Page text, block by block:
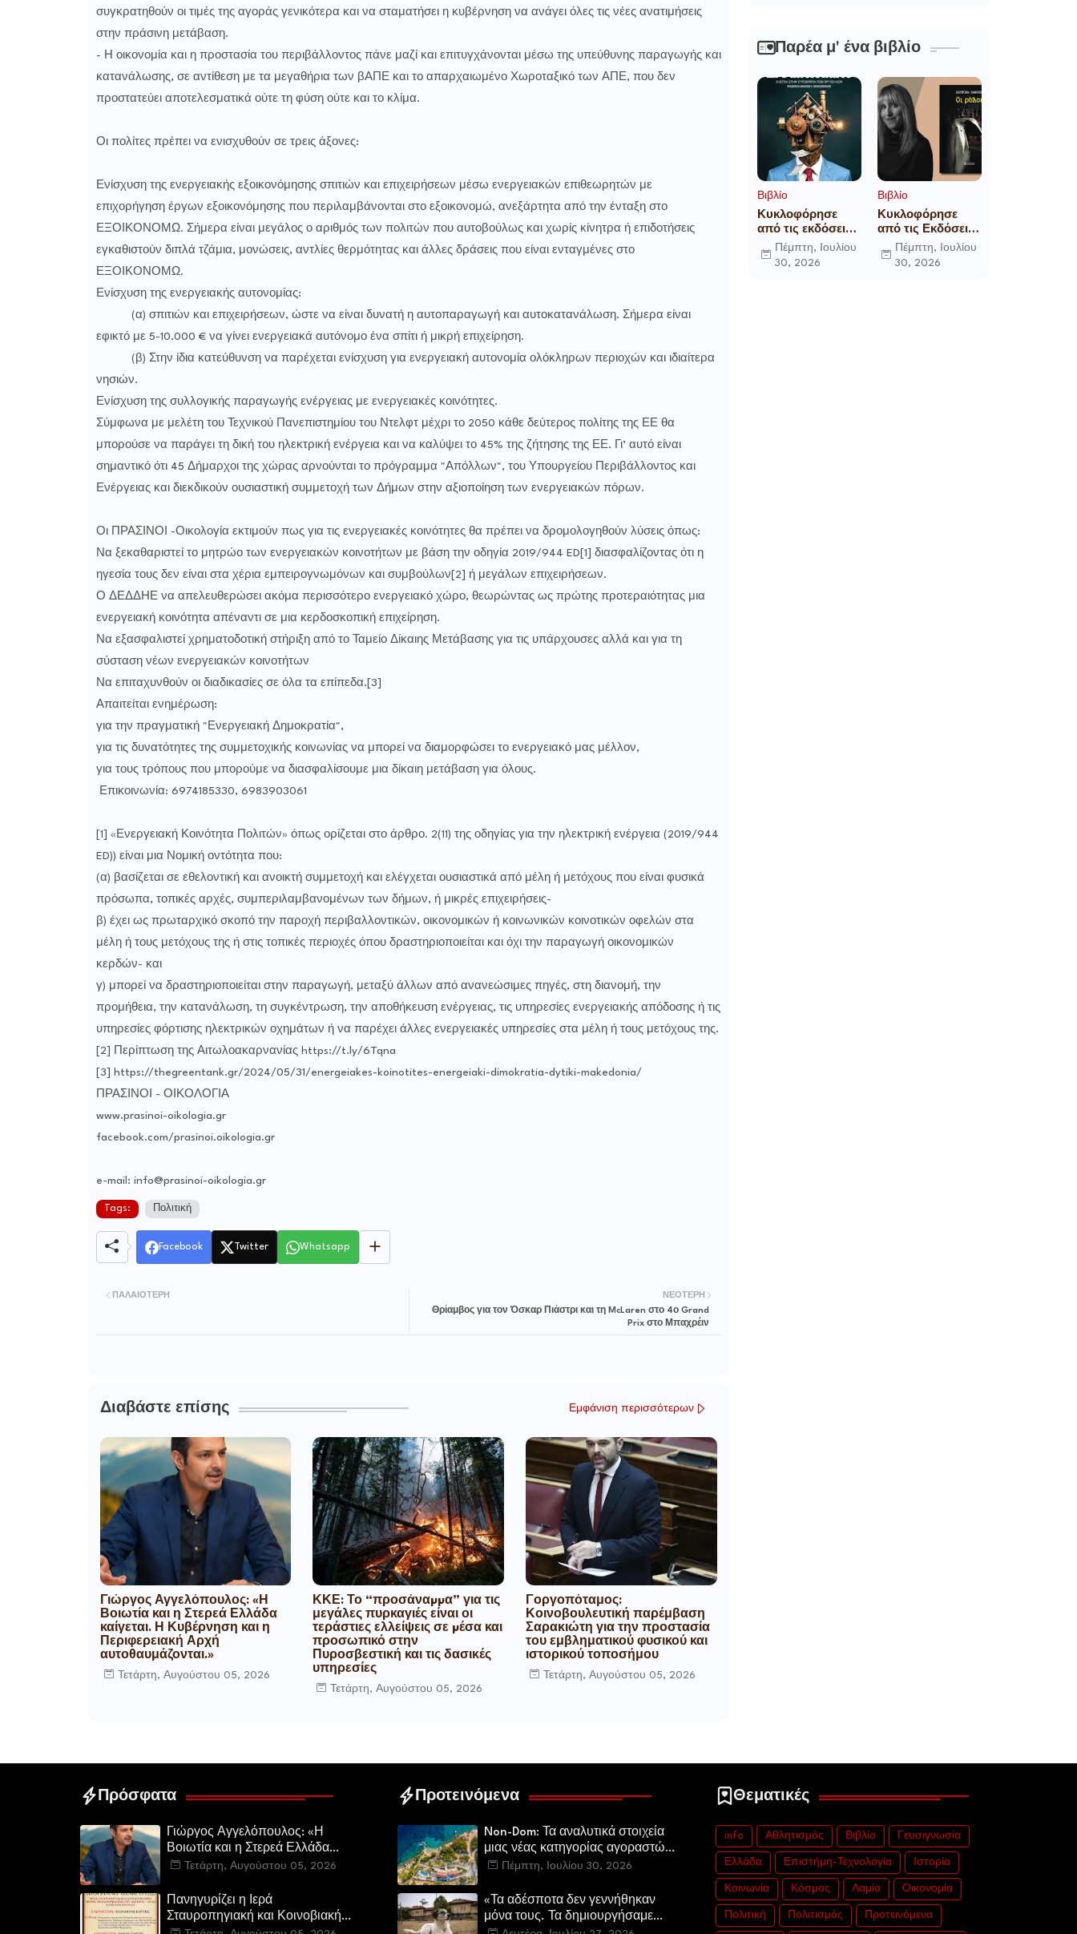
συγκρατηθούν οι τιμές της αγοράς γενικότερα και να σταματήσει η κυβέρνηση να ανάγει όλες τις νέες ανατιμήσεις
στην πράσινη μετάβαση.
- Η οικονομία και η προστασία του περιβάλλοντος πάνε μαζί και επιτυγχάνονται μέσω της υπεύθυνης παραγωγής και
κατανάλωσης, σε αντίθεση με τα μεγαθήρια των βΑΠΕ και το απαρχαιωμένο Χωροταξικό των ΑΠΕ, που δεν
προστατεύει αποτελεσματικά ούτε τη φύση ούτε και το κλίμα.
Οι πολίτες πρέπει να ενισχυθούν σε τρεις άξονες:
Ενίσχυση της ενεργειακής εξοικονόμησης σπιτιών και επιχειρήσεων μέσω ενεργειακών επιθεωρητών με
επιχορήγηση έργων εξοικονόμησης που περιλαμβάνονται στο εξοικονομώ, ανεξάρτητα από την ένταξη στο
ΕΞΟΙΚΟΝΟΜΩ. Σήμερα είναι μεγάλος ο αριθμός των πολιτών που αυτοβούλως και χωρίς κίνητρα ή επιδοτήσεις
εγκαθιστούν διπλά τζάμια, μονώσεις, αντλίες θερμότητας και άλλες δράσεις που είναι ενταγμένες στο
ΕΞΟΙΚΟΝΟΜΩ.
Ενίσχυση της ενεργειακής αυτονομίας:
(α) σπιτιών και επιχειρήσεων, ώστε να είναι δυνατή η αυτοπαραγωγή και αυτοκατανάλωση. Σήμερα είναι
εφικτό με 5-10.000 € να γίνει ενεργειακά αυτόνομο ένα σπίτι ή μικρή επιχείρηση.
(β) Στην ίδια κατεύθυνση να παρέχεται ενίσχυση για ενεργειακή αυτονομία ολόκληρων περιοχών και ιδιαίτερα
νησιών.
Ενίσχυση της συλλογικής παραγωγής ενέργειας με ενεργειακές κοινότητες.
Σύμφωνα με μελέτη του Τεχνικού Πανεπιστημίου του Ντελφτ μέχρι το 2050 κάθε δεύτερος πολίτης της ΕΕ θα
μπορούσε να παράγει τη δική του ηλεκτρική ενέργεια και να καλύψει το 45% της ζήτησης της ΕΕ. Γι’ αυτό είναι
σημαντικό ότι 45 Δήμαρχοι της χώρας αρνούνται το πρόγραμμα "Απόλλων", του Υπουργείου Περιβάλλοντος και
Ενέργειας και διεκδικούν ουσιαστική συμμετοχή των Δήμων στην αξιοποίηση των ενεργειακών πόρων.
Οι ΠΡΑΣΙΝΟΙ -Οικολογία εκτιμούν πως για τις ενεργειακές κοινότητες θα πρέπει να δρομολογηθούν λύσεις όπως:
Να ξεκαθαριστεί το μητρώο των ενεργειακών κοινοτήτων με βάση την οδηγία 2019/944 ED[1] διασφαλίζοντας ότι η
ηγεσία τους δεν είναι στα χέρια εμπειρογνωμόνων και συμβούλων[2] ή μεγάλων επιχειρήσεων.
Ο ΔΕΔΔΗΕ να απελευθερώσει ακόμα περισσότερο ενεργειακό χώρο, θεωρώντας ως πρώτης προτεραιότητας μια
ενεργειακή κοινότητα απέναντι σε μια κερδοσκοπική επιχείρηση.
Να εξασφαλιστεί χρηματοδοτική στήριξη από το Ταμείο Δίκαιης Μετάβασης για τις υπάρχουσες αλλά και για τη
σύσταση νέων ενεργειακών κοινοτήτων
Να επιταχυνθούν οι διαδικασίες σε όλα τα επίπεδα.[3]
Απαιτείται ενημέρωση:
για την πραγματική "Ενεργειακή Δημοκρατία",
για τις δυνατότητες της συμμετοχικής κοινωνίας να μπορεί να διαμορφώσει το ενεργειακό μας μέλλον,
για τους τρόπους που μπορούμε να διασφαλίσουμε μια δίκαιη μετάβαση για όλους.
Επικοινωνία: 6974185330, 6983903061
[1] «Ενεργειακή Κοινότητα Πολιτών» όπως ορίζεται στο άρθρο. 2(11) της οδηγίας για την ηλεκτρική ενέργεια (2019/944
ED)) είναι μια Νομική οντότητα που:
(α) βασίζεται σε εθελοντική και ανοικτή συμμετοχή και ελέγχεται ουσιαστικά από μέλη ή μετόχους που είναι φυσικά
πρόσωπα, τοπικές αρχές, συμπεριλαμβανομένων των δήμων, ή μικρές επιχειρήσεις-
β) έχει ως πρωταρχικό σκοπό την παροχή περιβαλλοντικών, οικονομικών ή κοινωνικών κοινοτικών οφελών στα
μέλη ή τους μετόχους της ή στις τοπικές περιοχές όπου δραστηριοποιείται και όχι την παραγωγή οικονομικών
κερδών- και
γ) μπορεί να δραστηριοποιείται στην παραγωγή, μεταξύ άλλων από ανανεώσιμες πηγές, στη διανομή, την
προμήθεια, την κατανάλωση, τη συγκέντρωση, την αποθήκευση ενέργειας, τις υπηρεσίες ενεργειακής απόδοσης ή τις
υπηρεσίες φόρτισης ηλεκτρικών οχημάτων ή να παρέχει άλλες ενεργειακές υπηρεσίες στα μέλη ή τους μετόχους της.
[2] Περίπτωση της Αιτωλοακαρνανίας https://t.ly/6Tqna
[3] https://thegreentank.gr/2024/05/31/energeiakes-koinotites-energeiaki-dimokratia-dytiki-makedonia/
ΠΡΑΣΙΝΟΙ - ΟΙΚΟΛΟΓΙΑ
www.prasinoi-oikologia.gr
facebook.com/prasinoi.oikologia.gr
e-mail: info@prasinoi-oikologia.gr
Tags: Πολιτική
Facebook Twitter Whatsapp
ΝΕΌΤΕΡΗ
Θρίαμβος για τον Όσκαρ Πιάστρι και τη McLaren στο 4ο Grand
Prix στο Μπαχρέιν
ΠΑΛΑΙΌΤΕΡΗ
Διαβάστε επίσης Εμφάνιση περισσότερων
Γιώργος Αγγελόπουλος: «Η
Βοιωτία και η Στερεά Ελλάδα
καίγεται. Η Κυβέρνηση και η
Περιφερειακή Αρχή
αυτοθαυμάζονται.»
Τετάρτη, Αυγούστου 05, 2026
ΚΚΕ: Το “προσάναµµα” για τις
μεγάλες πυρκαγιές είναι οι
τεράστιες ελλείψεις σε µέσα και
προσωπικό στην
Πυροσβεστική και τις δασικές
υπηρεσίες
Τετάρτη, Αυγούστου 05, 2026
Γοργοπόταμος:
Κοινοβουλευτική παρέμβαση
Σαρακιώτη για την προστασία
του εμβληματικού φυσικού και
ιστορικού τοποσήμου
Τετάρτη, Αυγούστου 05, 2026
Παρέα μ' ένα βιβλίο
Βιβλίο
Κυκλοφόρησε
από τις εκδόσεις
Gema το
μυθιστόρημα του
Πέμπτη, Ιουλίου
30, 2026
Βιβλίο
Κυκλοφόρησε
από τις Εκδόσεις
Επίμετρο το
αστυνομικό
Πέμπτη, Ιουλίου
30, 2026
Πρόσφατα
Γιώργος Αγγελόπουλος: «Η
Βοιωτία και η Στερεά Ελλάδα
καίγεται. Η Κυβέρνηση και η
αυτοθαυμάζονται.»
Τετάρτη, Αυγούστου 05, 2026
Πανηγυρίζει η Ιερά
Σταυροπηγιακή και Κοινοβιακή
Προτεινόμενα
Non-Dom: Τα αναλυτικά στοιχεία
μιας νέας κατηγορίας αγοραστών
στην ελληνική αγορά πολυτελών
Πέμπτη, Ιουλίου 30, 2026
«Τα αδέσποτα δεν γεννήθηκαν
μόνα τους. Τα δημιουργήσαμε
Θεματικές
info Αθλητισμός Βιβλίο Γευσιγνωσία
Ελλάδα Επιστήμη-Τεχνολογία Ιστορία
Κοινωνία Κόσμος Λαμία Οικονομία
Πολιτική Πολιτισμός Προτεινόμενα